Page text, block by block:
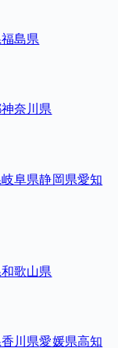
福島県
神奈川県
岐阜県静岡県愛知
和歌山県
香川県愛媛県高知